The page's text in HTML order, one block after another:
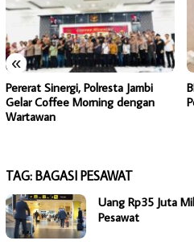
«
Pererat Sinergi, Polresta Jambi
Gelar Coffee Morning dengan
Wartawan
TAG: BAGASI PESAWAT
Uang Rp35 Juta
Pesawat